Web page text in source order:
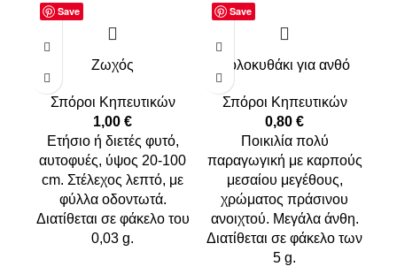
Save
Ζωχός
Σπόροι Κηπευτικών
1,00 €
Ετήσιο ή διετές φυτό,
αυτοφυές, ύψος 20-100
cm. Στέλεχος λεπτό, με
φύλλα οδοντωτά.
Διατίθεται σε φάκελο του
0,03 g.
Save
Κολοκυθάκι για ανθό
Σπόροι Κηπευτικών
0,80 €
Ποικιλία πολύ
παραγωγική με καρπούς
μεσαίου μεγέθους,
χρώματος πράσινου
ανοιχτού. Μεγάλα άνθη.
Διατίθεται σε φάκελο των
5 g.